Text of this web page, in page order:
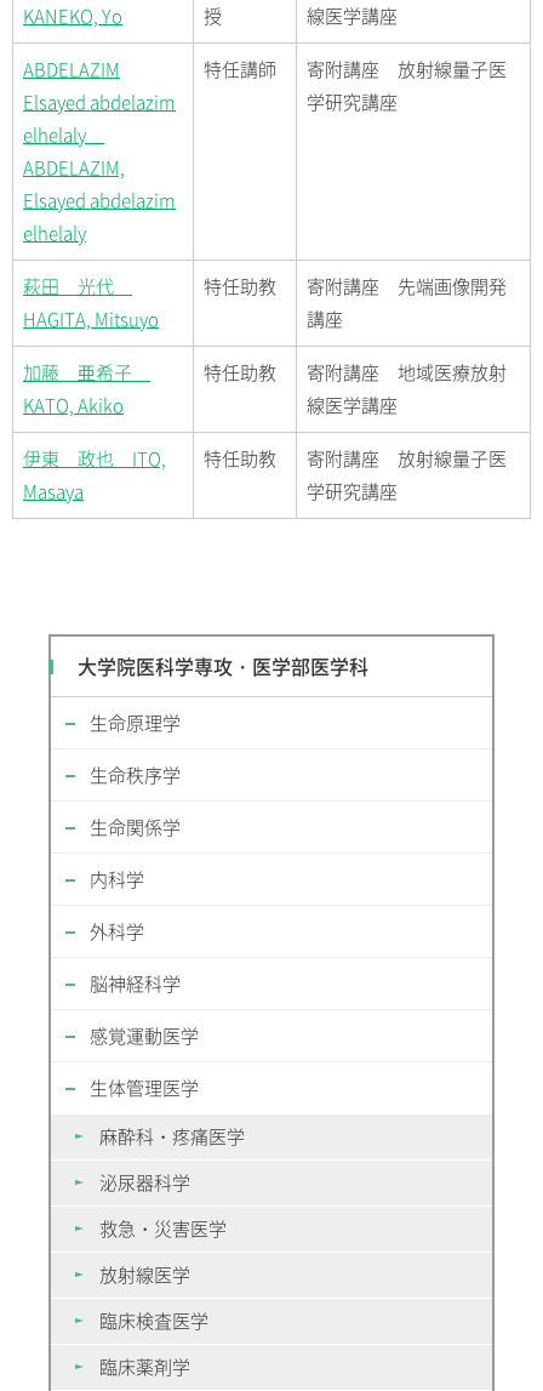
KANEKO, Yo 授
線医学講座
ABDELAZIM
Elsayed abdelazim
elhelaly
ABDELAZIM,
Elsayed abdelazim
elhelaly
特任講師
寄附講座 放射線量子医
学研究講座
萩田 光代
HAGITA, Mitsuyo
特任助教
寄附講座 先端画像開発
講座
加藤 亜希子
KATO, Akiko
特任助教
寄附講座 地域医療放射
線医学講座
伊東 政也 ITO,
Masaya
特任助教
寄附講座 放射線量子医
学研究講座
大学院医科学専攻・医学部医学科
生命原理学
生命秩序学
生命関係学
内科学
外科学
脳神経科学
感覚運動医学
生体管理医学
麻酔科・疼痛医学
泌尿器科学
救急・災害医学
放射線医学
臨床検査医学
臨床薬剤学